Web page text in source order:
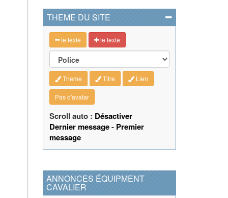
THEME DU SITE
le texte le texte
Theme Titre Lien
Pas d'avatar
Scroll auto : Désactiver
Dernier message- Premier
message
ANNONCES ÉQUIPMENT
CAVALIER